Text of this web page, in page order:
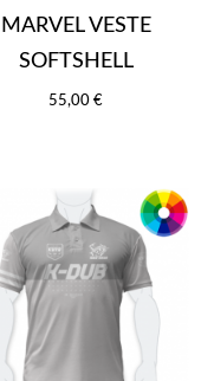
MARVEL VESTE
SOFTSHELL
55,00 €